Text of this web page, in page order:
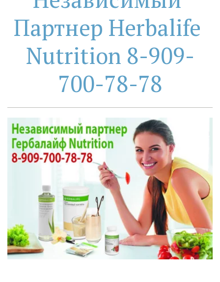
Партнер Herbalife
Nutrition 8-909-
700-78-78